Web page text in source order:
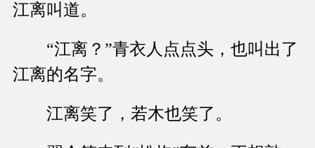
江离叫道。
“江离？”青衣人点点头，也叫出了
江离的名字。
江离笑了，若木也笑了。